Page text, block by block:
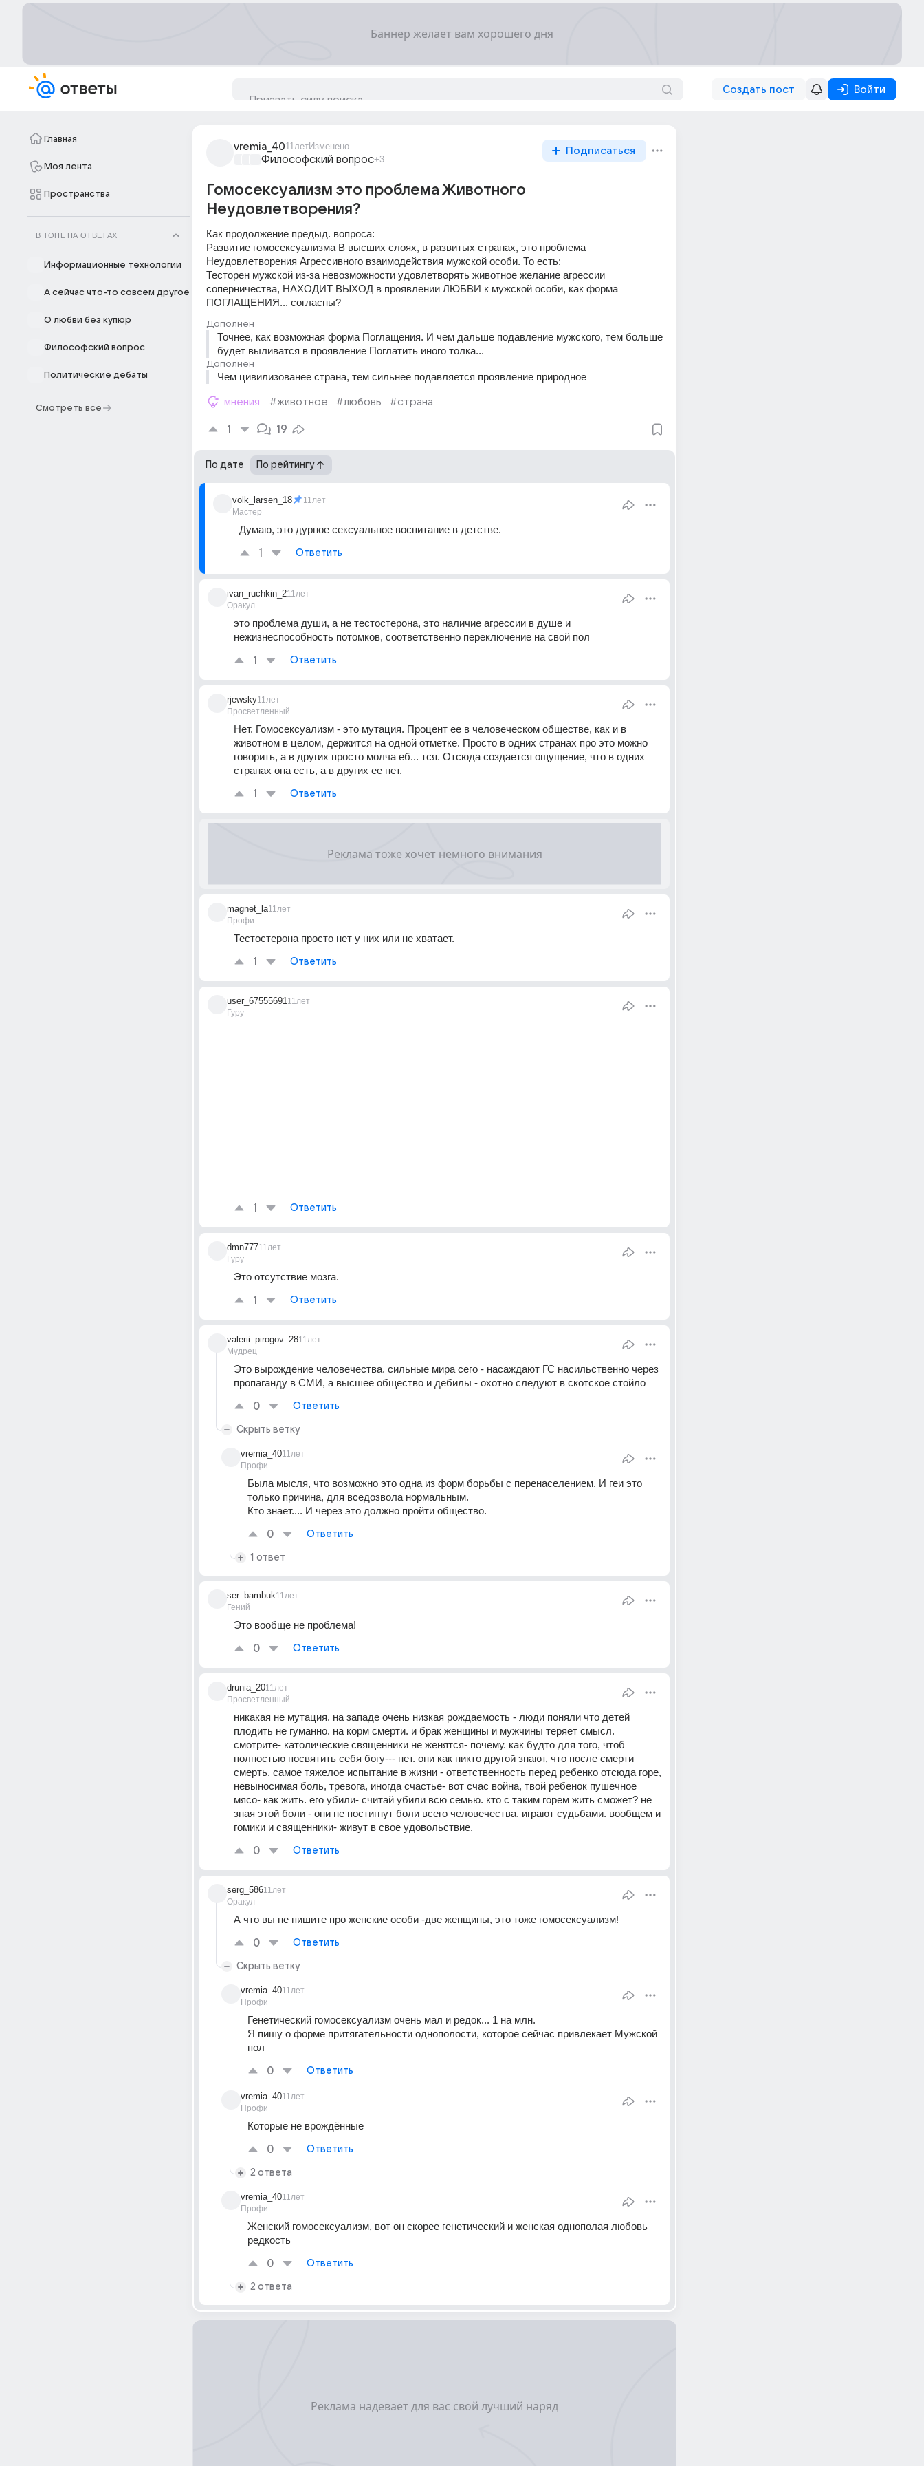
Создать пост Войти
Главная
Моя лента
Пространства
В ТОПЕ НА ОТВЕТАХ
Информационные технологии
А сейчас что-то совсем другое
О любви без купюр
Философский вопрос
Политические дебаты
Смотреть все
vremia_4011летИзменено
Философский вопрос+3
Подписаться
Гомосексуализм это проблема Животного
Неудовлетворения?
Как продолжение предыд. вопроса:
Развитие гомосексуализма В высших слоях, в развитых странах, это проблема
Неудовлетворения Агрессивного взаимодействия мужской особи. То есть:
Тесторен мужской из-за невозможности удовлетворять животное желание агрессии
соперничества, НАХОДИТ ВЫХОД в проявлении ЛЮБВИ к мужской особи, как форма
ПОГЛАЩЕНИЯ... согласны?
Дополнен
Точнее, как возможная форма Поглащения. И чем дальше подавление мужского, тем больше
будет выливатся в проявление Поглатить иного толка...
Дополнен
Чем цивилизованее страна, тем сильнее подавляется проявление природное
мнения #животное #любовь #страна
1 19
По дате По рейтингу
volk_larsen_18
Мастер
11лет
Думаю, это дурное сексуальное воспитание в детстве.
1 Ответить
ivan_ruchkin_2
Оракул
11лет
это проблема души, а не тестостерона, это наличие агрессии в душе и
нежизнеспособность потомков, соответственно переключение на свой пол
1 Ответить
rjewsky
Просветленный
11лет
Нет. Гомосексуализм - это мутация. Процент ее в человеческом обществе, как и в
животном в целом, держится на одной отметке. Просто в одних странах про это можно
говорить, а в других просто молча еб... тся. Отсюда создается ощущение, что в одних
странах она есть, а в других ее нет.
1 Ответить
magnet_la
Профи
11лет
Тестостерона просто нет у них или не хватает.
1 Ответить
user_67555691
Гуру
11лет
1 Ответить
dmn777
Гуру
11лет
Это отсутствие мозга.
1 Ответить
valerii_pirogov_28
Мудрец
11лет
Это вырождение человечества. сильные мира сего - насаждают ГС насильственно через
пропаганду в СМИ, а высшее общество и дебилы - охотно следуют в скотское стойло
0 Ответить
Скрыть ветку
vremia_40
Профи
11лет
Была мысля, что возможно это одна из форм борьбы с перенаселением. И геи это
только причина, для вседозвола нормальным.
Кто знает.... И через это должно пройти общество.
0 Ответить
1 ответ
ser_bambuk
Гений
11лет
Это вообще не проблема!
0 Ответить
drunia_20
Просветленный
11лет
никакая не мутация. на западе очень низкая рождаемость - люди поняли что детей
плодить не гуманно. на корм смерти. и брак женщины и мужчины теряет смысл.
смотрите- католические священники не женятся- почему. как будто для того, чтоб
полностью посвятить себя богу--- нет. они как никто другой знают, что после смерти
смерть. самое тяжелое испытание в жизни - ответственность перед ребенко отсюда горе,
невыносимая боль, тревога, иногда счастье- вот счас война, твой ребенок пушечное
мясо- как жить. его убили- считай убили всю семью. кто с таким горем жить сможет? не
зная этой боли - они не постигнут боли всего человечества. играют судьбами. вообщем и
гомики и священники- живут в свое удовольствие.
0 Ответить
serg_586
Оракул
11лет
А что вы не пишите про женские особи -две женщины, это тоже гомосексуализм!
0 Ответить
Скрыть ветку
vremia_40
Профи
11лет
Генетический гомосексуализм очень мал и редок... 1 на млн.
Я пишу о форме притягательности однополости, которое сейчас привлекает Мужской
пол
0 Ответить
vremia_40
Профи
11лет
Которые не врождённые
0 Ответить
2 ответа
vremia_40
Профи
11лет
Женский гомосексуализм, вот он скорее генетический и женская однополая любовь
редкость
0 Ответить
2 ответа